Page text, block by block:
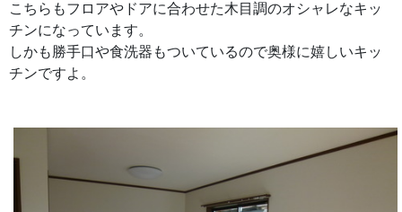
こちらもフロアやドアに合わせた木目調のオシャレなキッ
チンになっています。
しかも勝手口や食洗器もついているので奥様に嬉しいキッ
チンですよ。